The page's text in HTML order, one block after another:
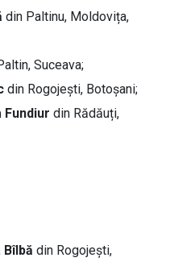
din Paltinu, Moldovița,
Suceava;
din Rogojești, Botoșani;
din Rădăuți,
Bîlbă din Rogojești,